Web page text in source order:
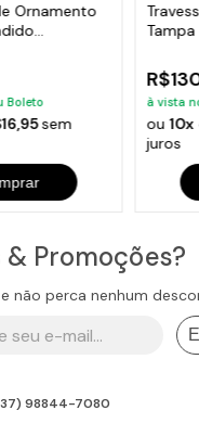
Ornamento
Boleto
sem
Tampa
à vista
ou10x
juros
98844-7080
& Promoções?
não perca nenhum